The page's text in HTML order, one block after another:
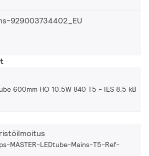
929003734402_EU
600mm HO 10.5W 840 T5 IES 8.5 kB
MASTER-LEDtube-Mains-T5-Ref-